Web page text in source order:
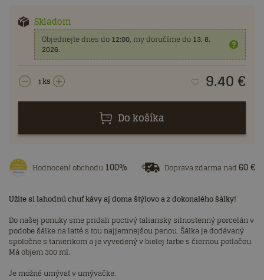
Skladom
Objednejte dnes do12:00, my doručíme do13. 8.
2026.
ks 9.40€
Do košíka
Hodnocení obchodu100% Doprava zdarma nad60 €
Užite si lahodnú chuť kávy aj doma štýlovo a z dokonalého šálky!
Do našej ponuky sme pridali poctivý taliansky silnostenný porcelán v
podobe šálke na latté s tou najjemnejšou penou. Šálka ​​je dodávaný
spoločne s tanierikom a je vyvedený v bielej farbe s čiernou potlačou.
Má objem 300 ml.
Je možné umývať v umývačke.